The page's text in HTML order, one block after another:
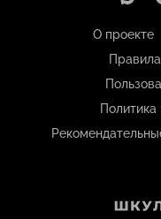
О проекте
Политика